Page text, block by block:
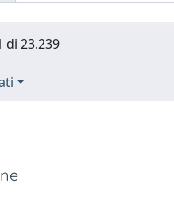
di 23.239